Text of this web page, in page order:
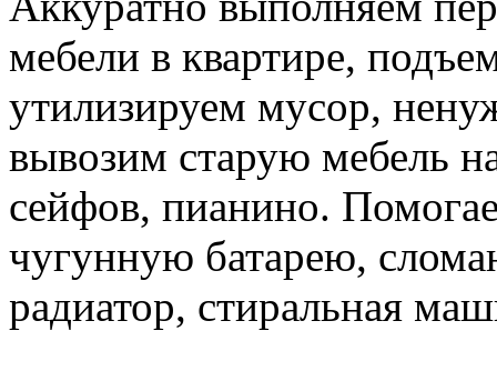
мебели в квартире,
утилизируем мусор,
вывозим старую мебель
сейфов, пианино.
чугунную батарею,
радиатор, стиральная